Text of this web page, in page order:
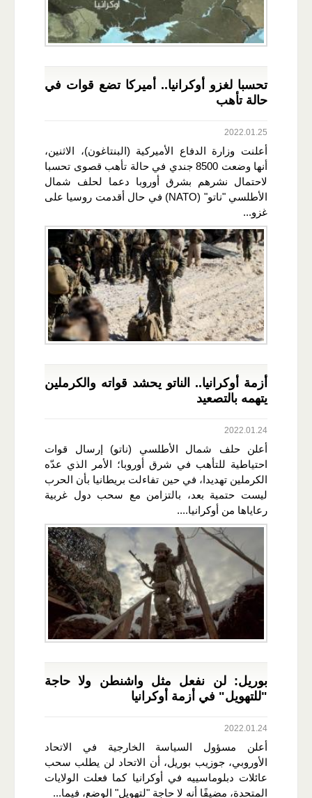
تحسبا لغزو أوكرانيا.. أميركا تضع قوات في
حالة تأهب
2022.01.25
أعلنت وزارة الدفاع الأميركية (البنتاغون)، الاثنين،
أنها وضعت 8500 جندي في حالة تأهب قصوى تحسبا
لاحتمال نشرهم بشرق أوروبا دعما لحلف شمال
الأطلسي "ناتو" (NATO) في حال أقدمت روسيا على
غزو...
أزمة أوكرانيا.. الناتو يحشد قواته والكرملين
يتهمه بالتصعيد
2022.01.24
أعلن حلف شمال الأطلسي (ناتو) إرسال قوات
احتياطية للتأهب في شرق أوروبا؛ الأمر الذي عدّه
الكرملين تهديدا، في حين تفاءلت بريطانيا بأن الحرب
ليست حتمية بعد، بالتزامن مع سحب دول غربية
رعاياها من أوكرانيا....
بوريل: لن نفعل مثل واشنطن ولا حاجة
"للتهويل" في أزمة أوكرانيا
2022.01.24
أعلن مسؤول السياسة الخارجية في الاتحاد
الأوروبي، جوزيب بوريل، أن الاتحاد لن يطلب سحب
عائلات دبلوماسييه في أوكرانيا كما فعلت الولايات
المتحدة، مضيفًا أنه لا حاجة "لتهويل" الوضع، فيما...